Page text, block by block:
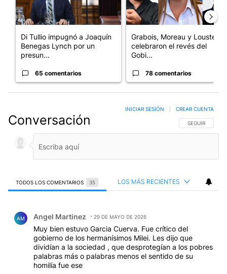
Di Tullio impugnó a Joaquín
Benegas Lynch por un
presun...
65 comentarios
Grabois, Moreau y Lousteau
celebraron el revés del
Gobi...
78 comentarios
Conversación SIGA ESTA
SEGUIR
INICIAR SESIÓN CREAR CUENTA
TODOS LOS COMENTARIOS 35 LOS MÁS RECIENTES
AM Angel Martinez 29 DE MAYO DE 2026
Muy bien estuvo Garcia Cuerva. Fue crítico del
gobierno de los hermanísimos Milei. Les dijo que
dividían a la sociedad , que desprotegían a los pobres
palabras más o palabras menos el sentido de su
homilía fue ese